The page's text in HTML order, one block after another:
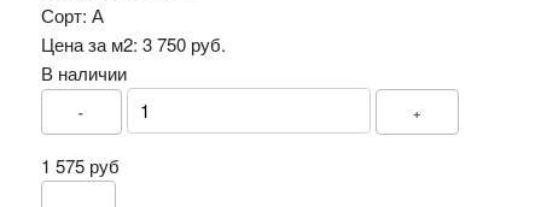
Сорт: А
Цена за м2: 3 750 руб.
В наличии
- +
1 575 руб